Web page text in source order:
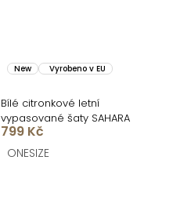
New Vyrobeno v EU
Bílé citronkové letní
vypasované šaty SAHARA
799 Kč
ONESIZE